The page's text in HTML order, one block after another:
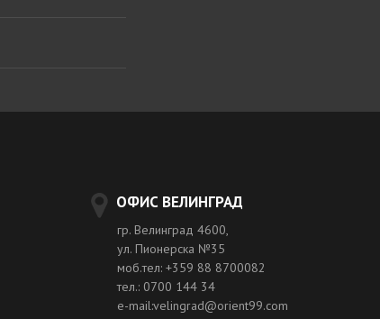
ОФИС ВЕЛИНГРАД
гр. Велинград 4600,
ул. Пионерска №35
моб.тел: +359 88 8700082
тел.: 0700 144 34
e-mail:velingrad@orient99.com